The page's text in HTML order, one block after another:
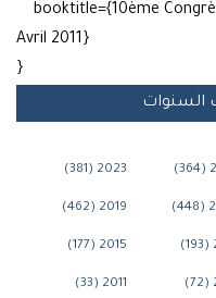
booktitle={10ème
Avril 2011}